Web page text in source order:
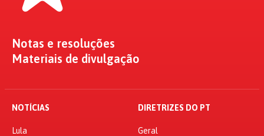
Notas e resoluções
Materiais de divulgação
NOTÍCIAS
Lula
DIRETRIZES DO PT
Geral